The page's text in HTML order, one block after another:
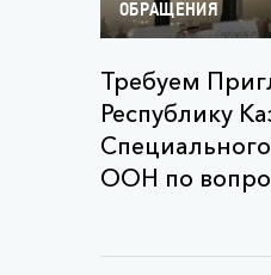
ОБРАЩЕНИЯ
Требуем
Республику
ООН по